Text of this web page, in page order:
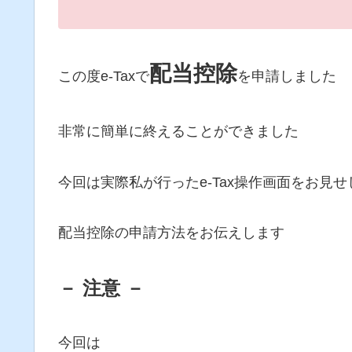
この度e-Taxで配当控除を申請しました
非常に簡単に終えることができました
今回は実際私が行ったe-Tax操作画面をお見せ
配当控除の申請方法をお伝えします
－ 注意 －
今回は